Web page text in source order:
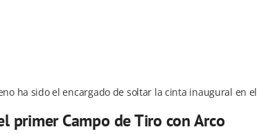
ha sido el encargado de soltar la cinta inaugural en el
primer Campo de Tiro con Arco